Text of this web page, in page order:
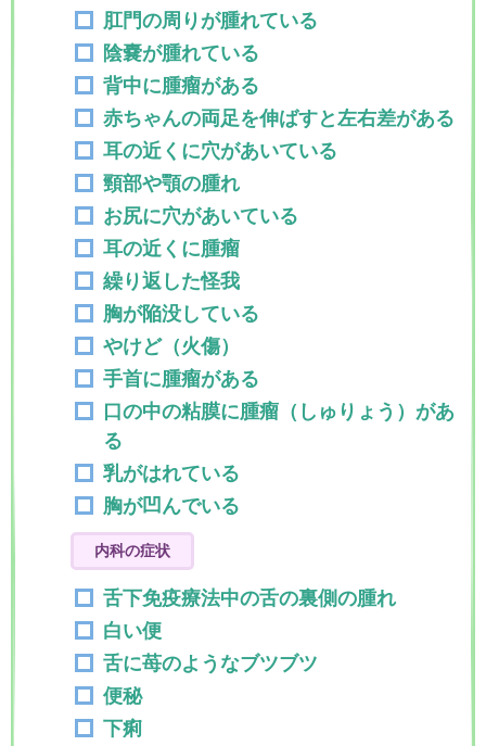
肛門の周りが腫れている
陰嚢が腫れている
背中に腫瘤がある
赤ちゃんの両足を伸ばすと左右差がある
耳の近くに穴があいている
頸部や顎の腫れ
お尻に穴があいている
耳の近くに腫瘤
繰り返した怪我
胸が陥没している
やけど（火傷）
手首に腫瘤がある
口の中の粘膜に腫瘤（しゅりょう）があ
る
乳がはれている
胸が凹んでいる
内科の症状
舌下免疫療法中の舌の裏側の腫れ
白い便
舌に苺のようなブツブツ
便秘
下痢